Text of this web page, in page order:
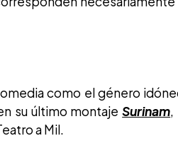
como el género
su último montajeSurinam,
a Mil.